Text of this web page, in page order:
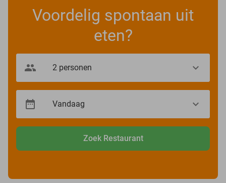
Voordelig spontaan uit
eten?
Zoek Restaurant